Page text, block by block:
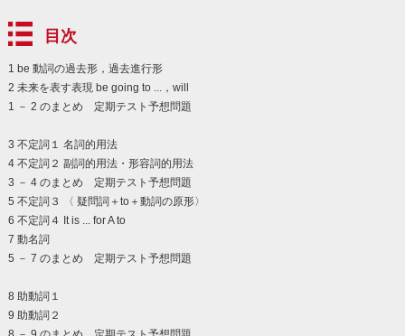
目次
1 be 動詞の過去形，過去進行形
2 未来を表す表現 be going to ...，will
1 － 2 のまとめ 定期テスト予想問題
3 不定詞１ 名詞的用法
4 不定詞２ 副詞的用法・形容詞的用法
3 － 4 のまとめ 定期テスト予想問題
5 不定詞３ 〈 疑問詞＋to＋動詞の原形〉
6 不定詞４ It is ... for A to
7 動名詞
5 － 7 のまとめ 定期テスト予想問題
8 助動詞１
9 助動詞２